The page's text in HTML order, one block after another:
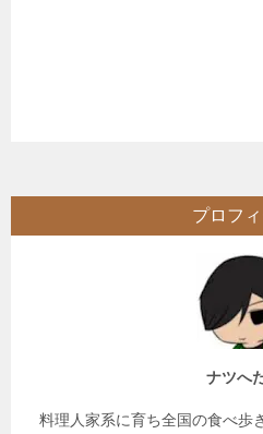
プロフ
ナツへ
料理人家系に育ち全国の食べ歩